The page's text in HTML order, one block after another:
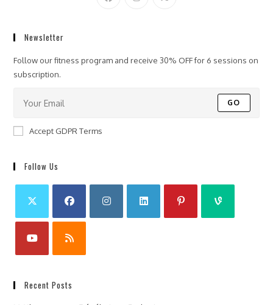
Newsletter
Follow our fitness program and receive 30% OFF for 6 sessions on
subscription.
GO
Accept GDPR Terms
Follow Us
Recent Posts